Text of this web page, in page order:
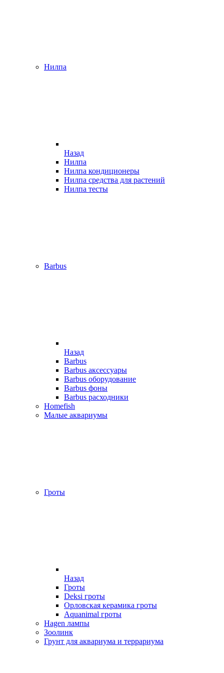
Нилпа
Назад
Нилпа
Нилпа кондиционеры
Нилпа средства для растений
Нилпа тесты
Barbus
Назад
Barbus
Barbus аксессуары
Barbus оборудование
Barbus фоны
Barbus расходники
Homefish
Малые аквариумы
Гроты
Назад
Гроты
Deksi гроты
Орловская керамика гроты
Aquanimal гроты
Hagen лампы
Зоолинк
Грунт для аквариума и террариума